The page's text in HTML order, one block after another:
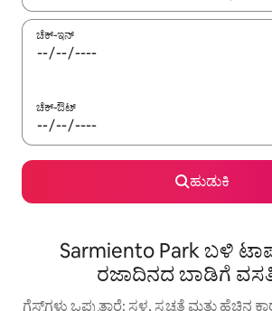
ಚೆಕ್-ಇನ್
ಚೆಕ್-ಔಟ್
ಹುಡುಕಿ
Sarmiento Park ಬಳಿ
ರಜಾದಿನದ ಬಾಡಿಗೆ
ಗೆಸ್ಟ್‌ಗಳು ಒಪ್ಪುತ್ತಾರೆ: ಸ್ಥಳ, ಸ್ವಚ್ಛತೆ ಮತ್ತು ಹೆಚ್ಚಿನ